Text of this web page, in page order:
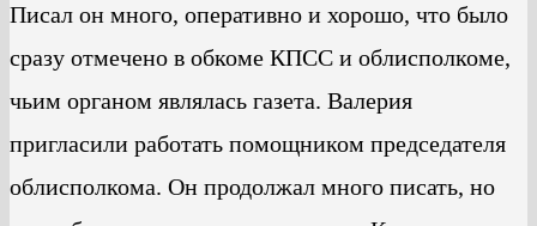
Писал он много, оперативно и хорошо, что было
сразу отмечено в обкоме КПСС и облисполкоме,
чьим органом являлась газета. Валерия
пригласили работать помощником председателя
облисполкома. Он продолжал много писать, но